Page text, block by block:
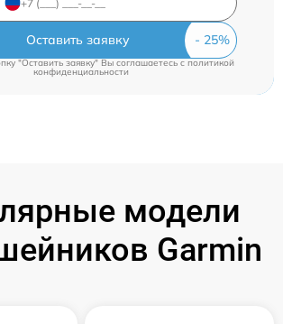
Оставить заявку
"Оставить заявку" Вы соглашаетесь cполитикой
конфиденциальности
модели
Garmin